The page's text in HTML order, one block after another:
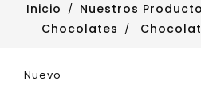
Inicio Nuestros
Chocolates
Nuevo